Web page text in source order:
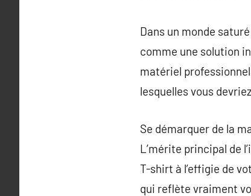
Dans un monde
comme une solution
matériel
lesquelles vous
Se démarquer de la
L’mérite principal de
T-shirt à l’effigie de
qui reflète vraiment